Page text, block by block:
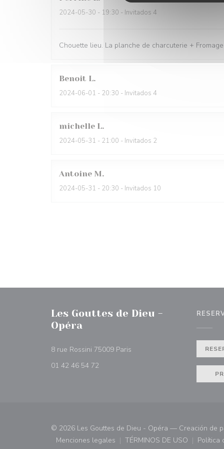
2024-05-30 - 19:30 - Invitados 4
Chouette lieu. La planche de charcuterie +
Benoit L
2024-06-01 - 20:30 - Invitados 4
michelle L
2024-05-31 - 21:00 - Invitados 2
Antoine M
2024-05-31 - 20:30 - Invitados 10
Les Gouttes de Dieu -
Opéra
8 rue Rossini 75009 Paris ((abre en una nueva
01 42 46 54 72
© 2026 Les Gouttes de Dieu - Opéra — Creación de
Menciones legales
((abre en una nueva ventana))
TÉRMINOS DE USO
((abre en una
Política